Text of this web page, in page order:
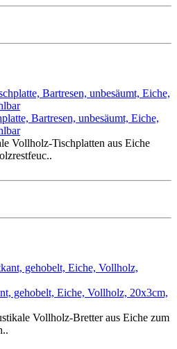
Bartresen, unbesäumt, Eiche,
Vollholz-Tischplatten aus Eiche
gehobelt, Eiche, Vollholz, 20x3cm,
Vollholz-Bretter aus Eiche zum